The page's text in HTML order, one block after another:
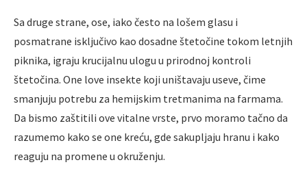
Sa druge strane, ose, iako često na lošem glasu i
posmatrane isključivo kao dosadne štetočine tokom letnjih
piknika, igraju krucijalnu ulogu u prirodnoj kontroli
štetočina. One love insekte koji uništavaju useve, čime
smanjuju potrebu za hemijskim tretmanima na farmama.
Da bismo zaštitili ove vitalne vrste, prvo moramo tačno da
razumemo kako se one kreću, gde sakupljaju hranu i kako
reaguju na promene u okruženju.